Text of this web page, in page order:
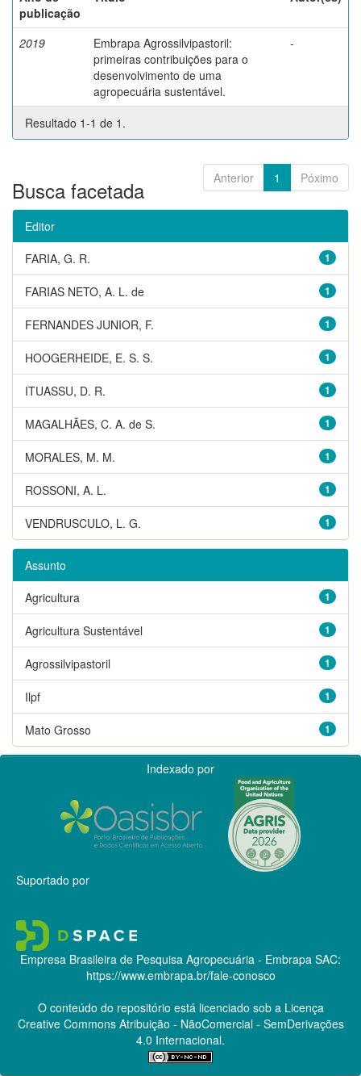
publicação
2019
Embrapa Agrossilvipastoril:
primeiras contribuições para o
desenvolvimento de uma
agropecuária sustentável.
-
Resultado 1-1 de 1.
Anterior 1 Póximo
Busca facetada
Editor
1
FARIA, G. R.
1
FARIAS NETO, A. L. de
1
FERNANDES JUNIOR, F.
1
HOOGERHEIDE, E. S. S.
1
ITUASSU, D. R.
1
MAGALHÃES, C. A. de S.
1
MORALES, M. M.
1
ROSSONI, A. L.
1
VENDRUSCULO, L. G.
Assunto
1
Agricultura
1
Agricultura Sustentável
1
Agrossilvipastoril
1
Ilpf
1
Mato Grosso
Indexado por
Suportado por
Empresa Brasileira de Pesquisa Agropecuária - Embrapa SAC:
https://www.embrapa.br/fale-conosco
O conteúdo do repositório está licenciado sob a Licença
Creative CommonsAtribuição - NãoComercial - SemDerivações
4.0 Internacional.